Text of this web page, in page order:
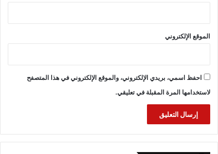
الموقع الإلكتروني
احفظ اسمي، بريدي الإلكتروني، والموقع الإلكتروني في هذا المتصفح
لاستخدامها المرة المقبلة في تعليقي.